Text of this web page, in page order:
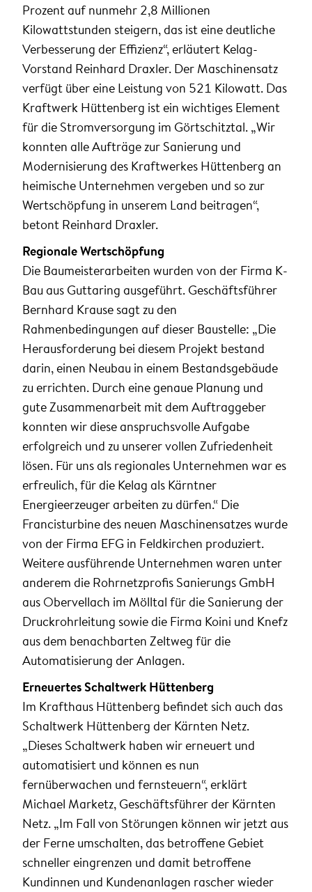
Prozent auf nunmehr 2,8 Millionen
Kilowattstunden steigern, das ist eine deutliche
Verbesserung der Effizienz“, erläutert Kelag-
Vorstand Reinhard Draxler. Der Maschinensatz
verfügt über eine Leistung von 521 Kilowatt. Das
Kraftwerk Hüttenberg ist ein wichtiges Element
für die Stromversorgung im Görtschitztal. „Wir
konnten alle Aufträge zur Sanierung und
Modernisierung des Kraftwerkes Hüttenberg an
heimische Unternehmen vergeben und so zur
Wertschöpfung in unserem Land beitragen“,
betont Reinhard Draxler.
Regionale Wertschöpfung
Die Baumeisterarbeiten wurden von der Firma K-
Bau aus Guttaring ausgeführt. Geschäftsführer
Bernhard Krause sagt zu den
Rahmenbedingungen auf dieser Baustelle: „Die
Herausforderung bei diesem Projekt bestand
darin, einen Neubau in einem Bestandsgebäude
zu errichten. Durch eine genaue Planung und
gute Zusammenarbeit mit dem Auftraggeber
konnten wir diese anspruchsvolle Aufgabe
erfolgreich und zu unserer vollen Zufriedenheit
lösen. Für uns als regionales Unternehmen war es
erfreulich, für die Kelag als Kärntner
Energieerzeuger arbeiten zu dürfen.“ Die
Francisturbine des neuen Maschinensatzes wurde
von der Firma EFG in Feldkirchen produziert.
Weitere ausführende Unternehmen waren unter
anderem die Rohrnetzprofis Sanierungs GmbH
aus Obervellach im Mölltal für die Sanierung der
Druckrohrleitung sowie die Firma Koini und Knefz
aus dem benachbarten Zeltweg für die
Automatisierung der Anlagen.
Erneuertes Schaltwerk Hüttenberg
Im Krafthaus Hüttenberg befindet sich auch das
Schaltwerk Hüttenberg der Kärnten Netz.
„Dieses Schaltwerk haben wir erneuert und
automatisiert und können es nun
fernüberwachen und fernsteuern“, erklärt
Michael Marketz, Geschäftsführer der Kärnten
Netz. „Im Fall von Störungen können wir jetzt aus
der Ferne umschalten, das betroffene Gebiet
schneller eingrenzen und damit betroffene
Kundinnen und Kundenanlagen rascher wieder